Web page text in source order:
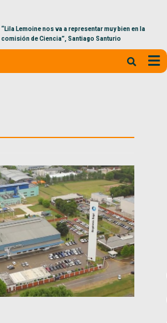
“Lila Lemoine nos va a representar muy bien en la
comisión de Ciencia”, Santiago Santurio